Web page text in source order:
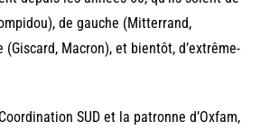
de gauche (Mitterrand,
Macron), et bientôt, d’extrême-
SUD et la patronne d’Oxfam,